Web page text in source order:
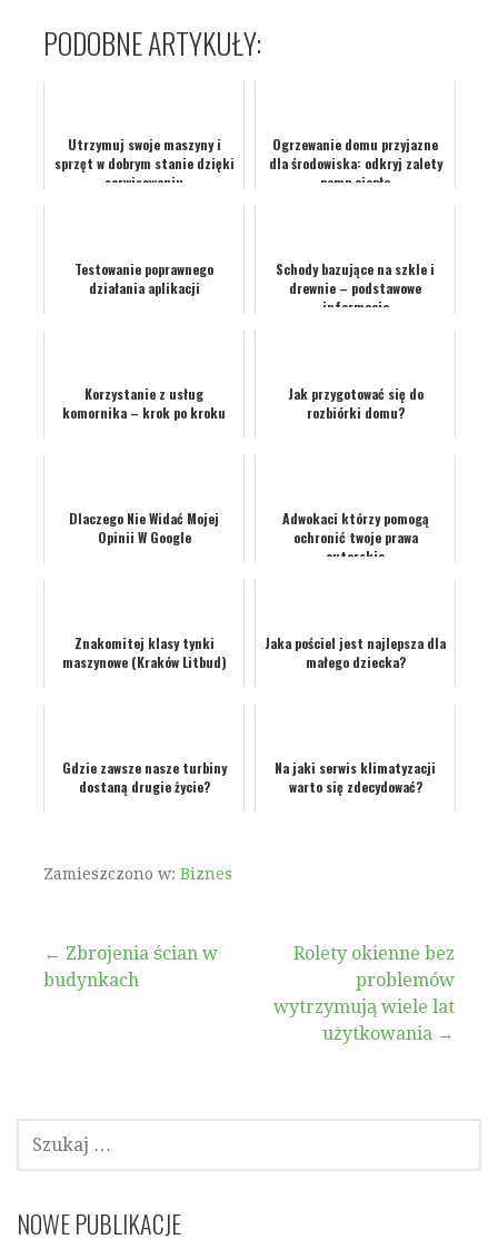
PODOBNE ARTYKUŁY:
Utrzymuj swoje maszyny i
sprzęt w dobrym stanie dzięki
serwisowaniu
Ogrzewanie domu przyjazne
dla środowiska: odkryj zalety
pomp ciepła
Testowanie poprawnego
działania aplikacji
Schody bazujące na szkle i
drewnie – podstawowe
informacje
Korzystanie z usług
komornika – krok po kroku
Jak przygotować się do
rozbiórki domu?
Dlaczego Nie Widać Mojej
Opinii W Google
Adwokaci którzy pomogą
ochronić twoje prawa
autorskie
Znakomitej klasy tynki
maszynowe (Kraków Litbud)
Jaka pościel jest najlepsza dla
małego dziecka?
Gdzie zawsze nasze turbiny
dostaną drugie życie?
Na jaki serwis klimatyzacji
warto się zdecydować?
Zamieszczono w: Biznes
Nawigacja
← Zbrojenia ścian w
budynkach
Rolety okienne bez
problemów
wytrzymują wiele lat
użytkowania →
SZUKAJ:
NOWE PUBLIKACJE